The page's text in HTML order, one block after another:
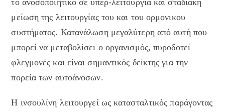
το ανοσοποιητικό σε υπερ-λειτουργία και σταδιακή
μείωση της λειτουργίας του και του ορμονικου
συστήματος. Κατανάλωση μεγαλύτερη από αυτή που
μπορεί να μεταβολίσει ο οργανισμός, πυροδοτεί
φλεγμονές και είναι σημαντικός δείκτης για την
πορεία των αυτοάνοσων.
Η ινσουλίνη λειτουργεί ως κατασταλτικός παράγοντας